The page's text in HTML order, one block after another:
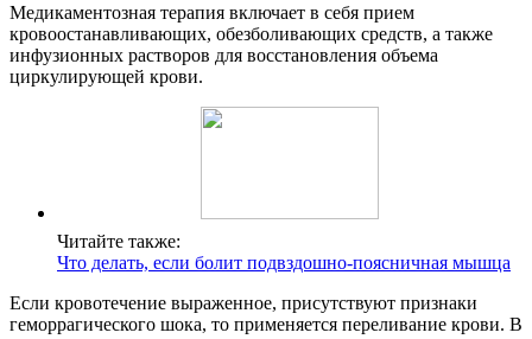
Медикаментозная терапия включает в себя прием
кровоостанавливающих, обезболивающих средств, а также
инфузионных растворов для восстановления объема
циркулирующей крови.
Читайте также:
Что делать, если болит подвздошно-поясничная мышца
Если кровотечение выраженное, присутствуют признаки
геморрагического шока, то применяется переливание крови. В